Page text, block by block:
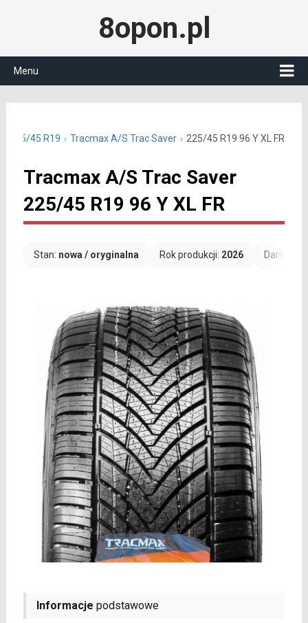
8opon.pl
Menu
225/45 R19 Tracmax A/S Trac Saver 225/45 R19 96 Y XL FR
Tracmax A/S Trac Saver
225/45 R19 96 Y XL FR
Stan: nowa / oryginalna Rok produkcji: 2026
Informacje podstawowe